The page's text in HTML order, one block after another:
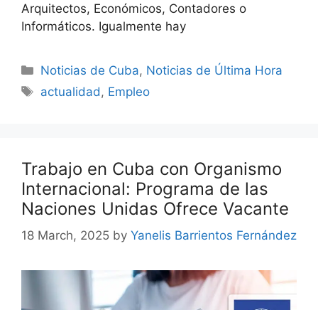
Arquitectos, Económicos, Contadores o
Informáticos. Igualmente hay
Categories
Noticias de Cuba, Noticias de Última Hora
Tags
actualidad , Empleo
Trabajo en Cuba con Organismo
Internacional: Programa de las
Naciones Unidas Ofrece Vacante
18 March, 2025 by Yanelis Barrientos Fernández